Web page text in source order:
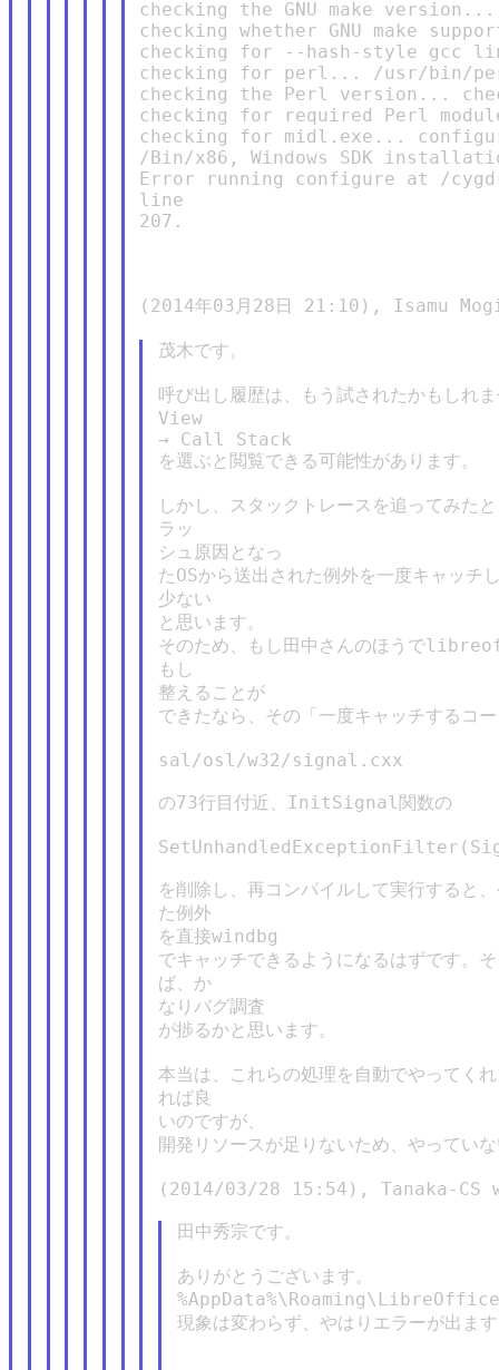
checking the GNU make
checking whether GNU make
checking for --hash-style gcc
checking for perl... /usr/bin/
checking the Perl version...
checking for required Perl
checking for midl.exe...
/Bin/x86, Windows SDK
Error running configure at /
line
207.
(2014年03月28日 21:10), Isamu
茂木です。
呼び出し履歴は、もう試されたかもしれ
View
→ Call Stack
を選ぶと閲覧できる可能性があります。
しかし、スタックトレースを追ってみた
ラッ
シュ原因となっ
たOSから送出された例外を一度キャッチ
少ない
と思います。
そのため、もし田中さんのほうで
もし
整えることが
できたなら、その「一度キャッチするコ
sal/osl/w32/signal.cxx
の73行目付近、InitSignal関数の
を削除し、再コンパイルして実行すると
た例外
を直接windbg
でキャッチできるようになるはずです。
ば、か
なりバグ調査
が捗るかと思います。
本当は、これらの処理を自動でやってく
れば良
いのですが、
開発リソースが足りないため、やってい
(2014/03/28 15:54), Tanaka-CS
田中秀宗です。
ありがとうございます。
%AppData%\Roaming\LibreOffice
現象は変わらず、やはりエラーが出ま